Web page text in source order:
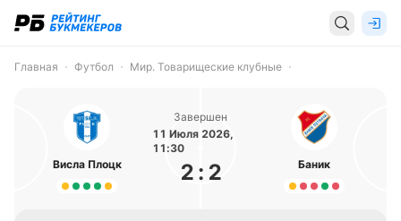
Главная Футбол Мир. Товарищеские клубные
Висла Плоцк
Завершен
11 Июля 2026,
11:30
2 : 2 Баник